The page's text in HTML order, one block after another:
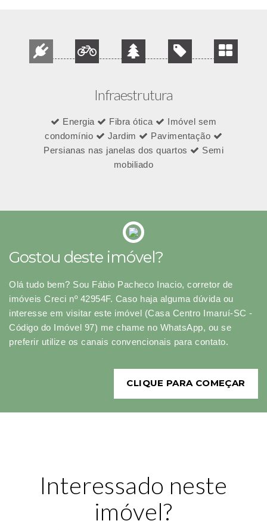
Infraestrutura
Energia Fibra ótica
Imóvel sem
condomínio
Jardim
Pavimentação
Persianas nas janelas dos quartos
Semi
mobiliado
Gostou deste imóvel?
Olá tudo bem? Sou Fábio Pacheco Inacio, corretor de
imóveis Creci nº 42954F. Caso haja alguma dúvida ou
interesse em visitar este imóvel (Casa Centro Imaruí-SC -
Código do Imóvel 97) me chame no WhatsApp, ou se
preferir utilize os canais convencionais para contato.
CLIQUE PARA COMEÇAR
Interessado neste
imóvel?